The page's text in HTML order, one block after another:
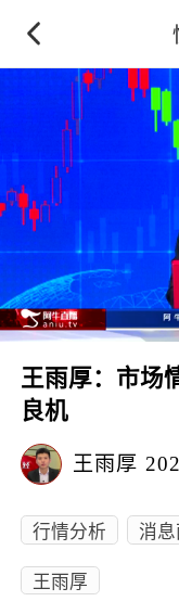
王雨厚：市场
良机
王雨厚
行情分析 消
王雨厚